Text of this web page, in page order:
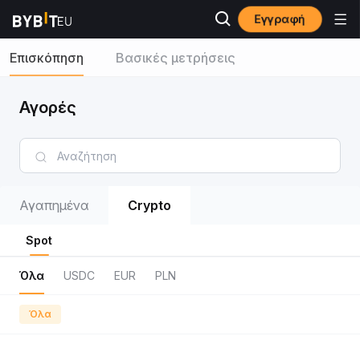
Εγγραφή
Επισκόπηση Βασικές μετρήσεις
Αγορές
Αγαπημένα Crypto
Spot
Όλα USDC EUR PLN
Όλα